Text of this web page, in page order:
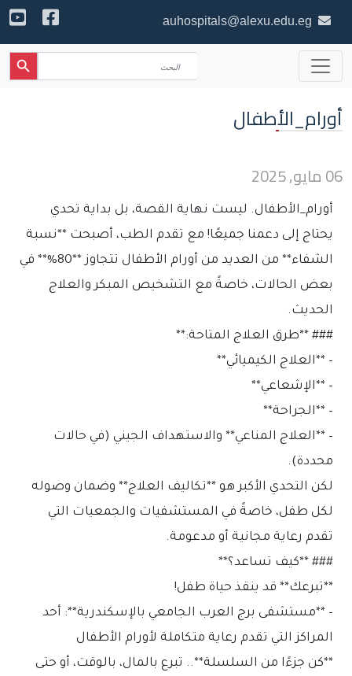
auhospitals@alexu.edu.eg
Search
Search Button
أورام_الأطفال
06 مايو, 2025
أورام_الأطفال. ليست نهاية القصة، بل بداية تحدي
يحتاج إلى دعمنا جميعًا! مع تقدم الطب، أصبحت **نسبة
الشفاء** من العديد من أورام الأطفال تتجاوز **80%** في
بعض الحالات، خاصةً مع التشخيص المبكر والعلاج
الحديث.
### **طرق العلاج المتاحة:**
– **العلاج الكيميائي**
– **الإشعاعي**
– **الجراحة**
– **العلاج المناعي** والاستهداف الجيني (في حالات
محددة).
لكن التحدي الأكبر هو **تكاليف العلاج** وضمان وصوله
لكل طفل، خاصةً في المستشفيات والجمعيات التي
تقدم رعاية مجانية أو مدعومة.
### **كيف تساعد؟**
**تبرعك** قد ينقذ حياة طفل!
– **مستشفى برج العرب الجامعي بالإسكندرية**: أحد
المراكز التي تقدم رعاية متكاملة لأورام الأطفال
**كن جزءًا من السلسلة**.. تبرع بالمال، بالوقت، أو حتى